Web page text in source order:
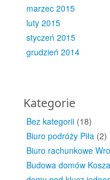
marzec 2015
luty 2015
styczeń 2015
grudzień 2014
Kategorie
Bez kategorii (18)
Biuro podróży Piła (2)
Biuro rachunkowe
Budowa domów